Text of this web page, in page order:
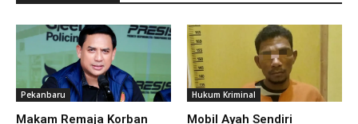
Pekanbaru
Makam Remaja Korban
Hukum Kriminal
Mobil Ayah Sendiri